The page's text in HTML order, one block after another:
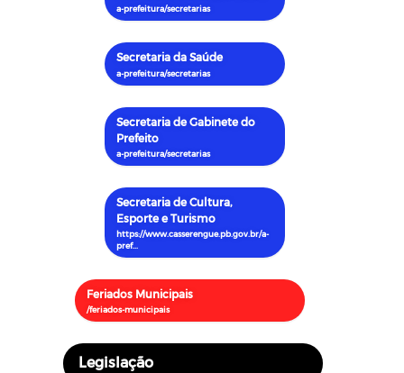
Secretaria da Saúde
Secretaria de Gabinete do
Prefeito
Secretaria de Cultura,
Esporte e Turismo
Feriados Municipais
Legislação